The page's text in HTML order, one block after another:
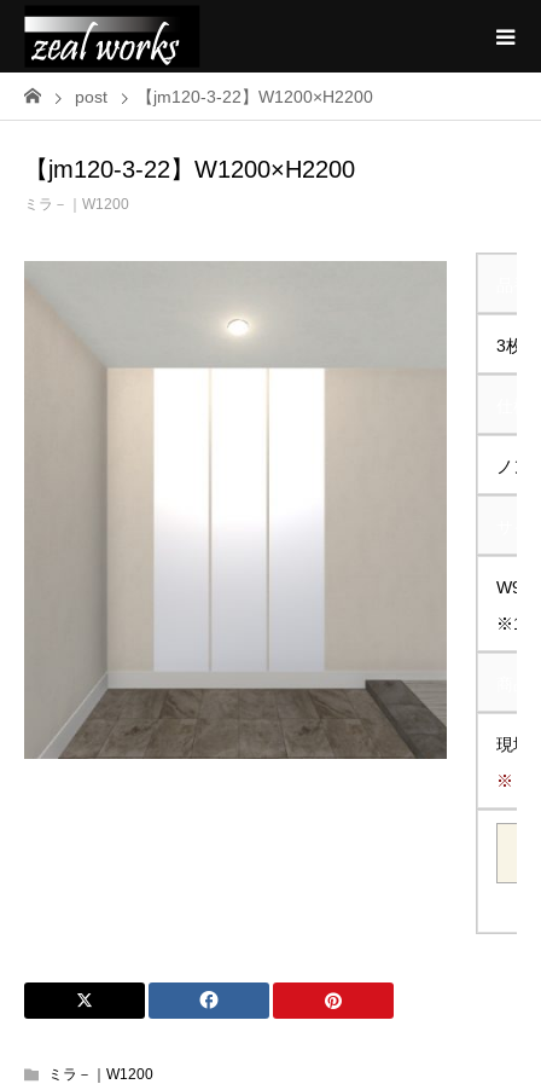
post 【jm120-3-22】W1200×H2200
【jm120-3-22】W1200×H2200
ミラ－｜W1200
3枚
ノン
※1枚
現地
※【
ミラ－｜W1200